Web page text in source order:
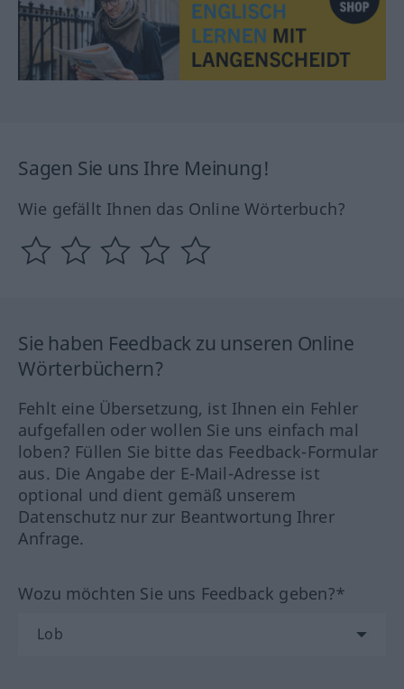
Sagen Sie uns Ihre Meinung!
Wie gefällt Ihnen das Online Wörterbuch?
Sie haben Feedback zu unseren Online
Wörterbüchern?
Fehlt eine Übersetzung, ist Ihnen ein Fehler
aufgefallen oder wollen Sie uns einfach mal
loben? Füllen Sie bitte das Feedback-Formular
aus. Die Angabe der E-Mail-Adresse ist
optional und dient gemäß unserem
Datenschutz nur zur Beantwortung Ihrer
Anfrage.
Wozu möchten Sie uns Feedback geben?*